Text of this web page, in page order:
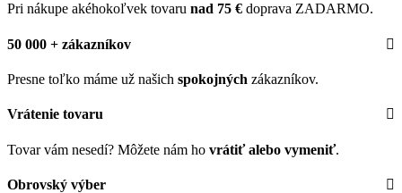
Pri nákupe akéhokoľvek tovaru nad 75 € doprava ZADARMO.
50 000 + zákazníkov
Presne toľko máme už našich spokojných zákazníkov.
Vrátenie tovaru
Tovar vám nesedí? Môžete nám ho vrátiť alebo vymeniť.
Obrovský výber